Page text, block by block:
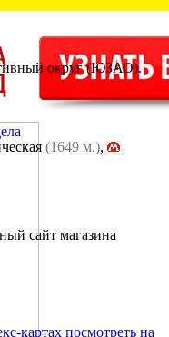
округ (ЮЗАО).
(1649 м.),
сайт магазина
картах посмотреть на